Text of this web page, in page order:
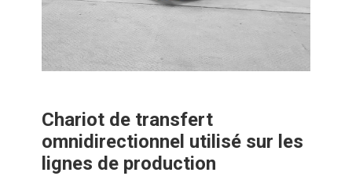
Chariot de transfert
omnidirectionnel utilisé sur les
lignes de production